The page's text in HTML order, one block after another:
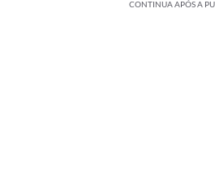
CONTINUA APÓS A